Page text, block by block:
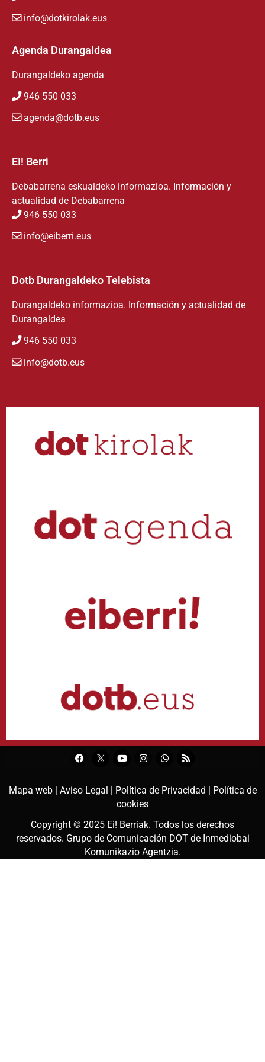
info@dotkirolak.eus
Agenda Durangaldea
Durangaldeko agenda
946 550 033
agenda@dotb.eus
EI! Berri
Debabarrena eskualdeko informazioa. Información y
actualidad de Debabarrena
946 550 033
info@eiberri.eus
Dotb Durangaldeko Telebista
Durangaldeko informazioa. Información y actualidad de
Durangaldea
946 550 033
info@dotb.eus
Mapa web | Aviso Legal | Política de Privacidad | Política de
cookies
Copyright © 2025 Ei! Berriak. Todos los derechos
reservados. Grupo de Comunicación DOT de Inmediobai
Komunikazio Agentzia.